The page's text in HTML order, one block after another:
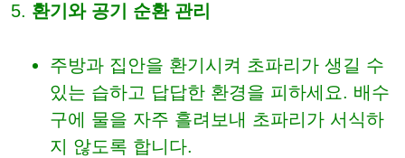
환기와 공기 순환 관리
주방과 집안을 환기시켜 초파리가 생길 수
있는 습하고 답답한 환경을 피하세요. 배수
구에 물을 자주 흘려보내 초파리가 서식하
지 않도록 합니다.